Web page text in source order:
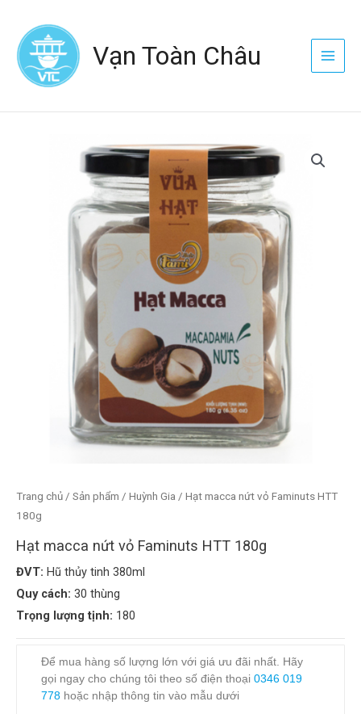
dung
Vạn Toàn Châu
Menu
Trang chủ / Sản phẩm / Huỳnh Gia / Hạt macca nứt vỏ Faminuts HTT
180g
Hạt macca nứt vỏ Faminuts HTT 180g
ĐVT: Hũ thủy tinh 380ml
Quy cách: 30 thùng
Trọng lượng tịnh: 180
Để mua hàng số lượng lớn với giá ưu đãi nhất. Hãy
gọi ngay cho chúng tôi theo số điện thoại 0346 019
778 hoặc nhập thông tin vào mẫu dưới